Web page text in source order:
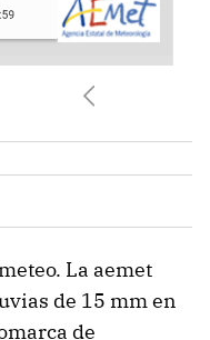
La aemet
de 15 mm en
de